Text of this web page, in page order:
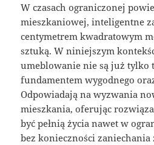
W czasach ograniczonej
mieszkaniowej, inteligentne
centymetrem kwadratowym
sztuką. W niniejszym
umeblowanie nie są już tylko
fundamentem wygodnego
Odpowiadają na wyzwania
mieszkania, oferując
być pełnią życia nawet w
bez konieczności zaniechania